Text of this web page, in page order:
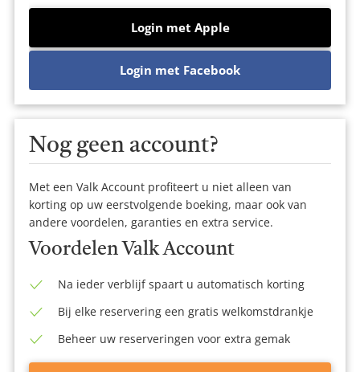
Login met Apple
Login met Facebook
Nog geen account?
Met een Valk Account profiteert u niet alleen van
korting op uw eerstvolgende boeking, maar ook van
andere voordelen, garanties en extra service.
Voordelen Valk Account
Na ieder verblijf spaart u automatisch korting
Bij elke reservering een gratis welkomstdrankje
Beheer uw reserveringen voor extra gemak